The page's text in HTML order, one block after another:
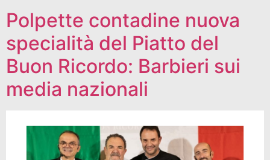
Polpette contadine nuova
specialità del Piatto del
Buon Ricordo: Barbieri sui
media nazionali